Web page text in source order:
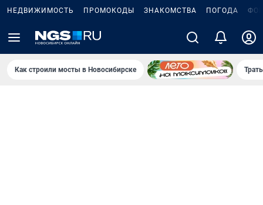
НЕДВИЖИМОСТЬ ПРОМОКОДЫ ЗНАКОМСТВА ПОГОДА
Как строили мосты в Новосибирске